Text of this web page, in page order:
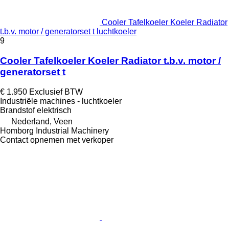
Cooler Tafelkoeler Koeler Radiator
t.b.v. motor / generatorset t luchtkoeler
9
Cooler Tafelkoeler Koeler Radiator t.b.v. motor /
generatorset t
€ 1.950 Exclusief BTW
Industriële machines - luchtkoeler
Brandstof elektrisch
Nederland, Veen
Homborg Industrial Machinery
Contact opnemen met verkoper